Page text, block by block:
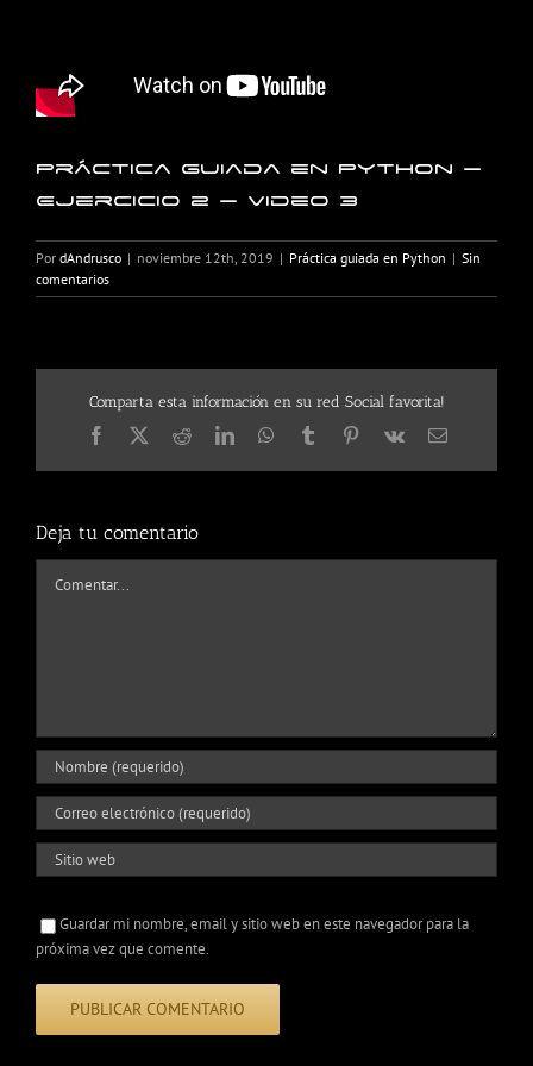
Práctica guiada en Python –
Ejercicio 2 – Video 3
Por dAndrusco | noviembre 12th, 2019 | Práctica guiada en Python | Sin
comentarios
Comparta esta información en su red Social favorita!
Facebook
X RedditLinkedInWhatsApp
TumblrPinterest
Vk
Correo
Deja tu comentario
Guardar mi nombre, email y sitio web en este navegador para la
próxima vez que comente.